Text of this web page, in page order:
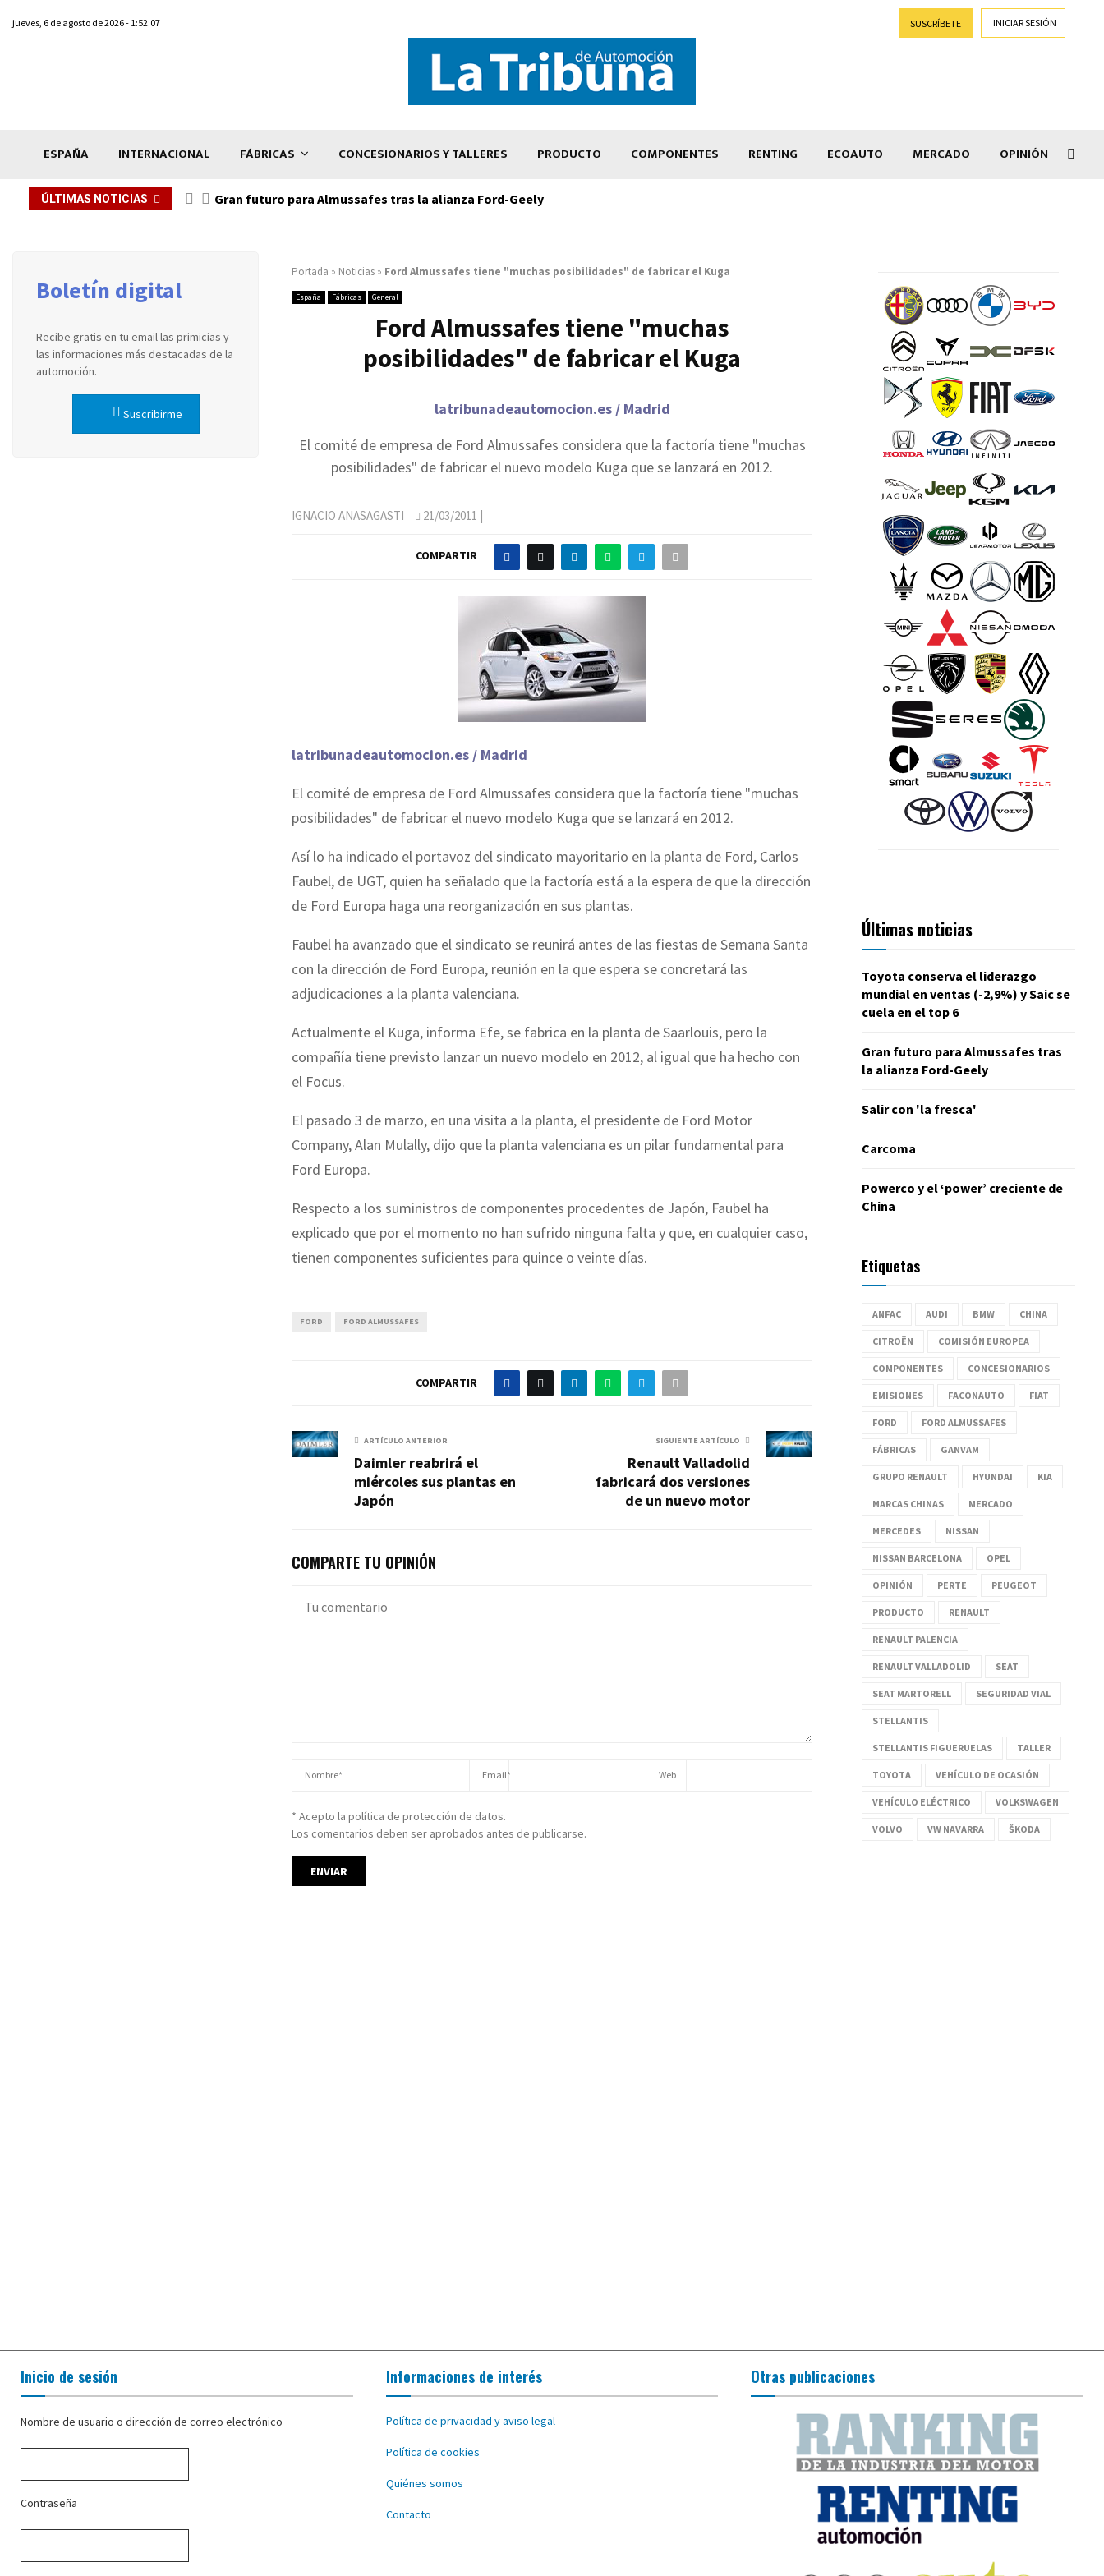
jueves, 6 de agosto de 2026 - 1:52:07 SUSCRÍBETE INICIAR SESIÓN
ESPAÑA INTERNACIONAL FÁBRICAS CONCESIONARIOS Y TALLERES PRODUCTO COMPONENTES RENTING ECOAUTO MERCADO OPINIÓN
ÚLTIMAS NOTICIAS Gran futuro para Almussafes tras la alianza Ford-Geely
Portada » Noticias » Ford Almussafes tiene "muchas posibilidades" de fabricar el Kuga
España Fábricas General
Ford Almussafes tiene "muchas
posibilidades" de fabricar el Kuga
latribunadeautomocion.es / Madrid
El comité de empresa de Ford Almussafes considera que la factoría tiene "muchas
posibilidades" de fabricar el nuevo modelo Kuga que se lanzará en 2012.
IGNACIO ANASAGASTI 21/03/2011 |
COMPARTIR
latribunadeautomocion.es / Madrid
El comité de empresa de Ford Almussafes considera que la factoría tiene "muchas
posibilidades" de fabricar el nuevo modelo Kuga que se lanzará en 2012.
Así lo ha indicado el portavoz del sindicato mayoritario en la planta de Ford, Carlos
Faubel, de UGT, quien ha señalado que la factoría está a la espera de que la dirección
de Ford Europa haga una reorganización en sus plantas.
Faubel ha avanzado que el sindicato se reunirá antes de las fiestas de Semana Santa
con la dirección de Ford Europa, reunión en la que espera se concretará las
adjudicaciones a la planta valenciana.
Actualmente el Kuga, informa Efe, se fabrica en la planta de Saarlouis, pero la
compañía tiene previsto lanzar un nuevo modelo en 2012, al igual que ha hecho con
el Focus.
El pasado 3 de marzo, en una visita a la planta, el presidente de Ford Motor
Company, Alan Mulally, dijo que la planta valenciana es un pilar fundamental para
Ford Europa.
Respecto a los suministros de componentes procedentes de Japón, Faubel ha
explicado que por el momento no han sufrido ninguna falta y que, en cualquier caso,
tienen componentes suficientes para quince o veinte días.
FORD FORD ALMUSSAFES
COMPARTIR
ARTÍCULO ANTERIOR
Daimler reabrirá el
miércoles sus plantas en
Japón
SIGUIENTE ARTÍCULO
Renault Valladolid
fabricará dos versiones
de un nuevo motor
COMPARTE TU OPINIÓN
* Acepto la política de protección de datos.
Los comentarios deben ser aprobados antes de publicarse.
Boletín digital
Recibe gratis en tu email las primicias y
las informaciones más destacadas de la
automoción.
Suscribirme
Últimas noticias
Toyota conserva el liderazgo
mundial en ventas (-2,9%) y Saic se
cuela en el top 6
Gran futuro para Almussafes tras
la alianza Ford-Geely
Salir con 'la fresca'
Carcoma
Powerco y el ‘power’ creciente de
China
Etiquetas
ANFAC AUDI BMW CHINA
CITROËN COMISIÓN EUROPEA
COMPONENTES CONCESIONARIOS
EMISIONES FACONAUTO FIAT
FORD FORD ALMUSSAFES
FÁBRICAS GANVAM
GRUPO RENAULT HYUNDAI KIA
MARCAS CHINAS MERCADO
MERCEDES NISSAN
NISSAN BARCELONA OPEL
OPINIÓN PERTE PEUGEOT
PRODUCTO RENAULT
RENAULT PALENCIA
RENAULT VALLADOLID SEAT
SEAT MARTORELL SEGURIDAD VIAL
STELLANTIS
STELLANTIS FIGUERUELAS TALLER
TOYOTA VEHÍCULO DE OCASIÓN
VEHÍCULO ELÉCTRICO VOLKSWAGEN
VOLVO VW NAVARRA ŠKODA
Inicio de sesión
Nombre de usuario o dirección de correo electrónico
Contraseña
Informaciones de interés
Política de privacidad y aviso legal
Política de cookies
Quiénes somos
Contacto
Otras publicaciones